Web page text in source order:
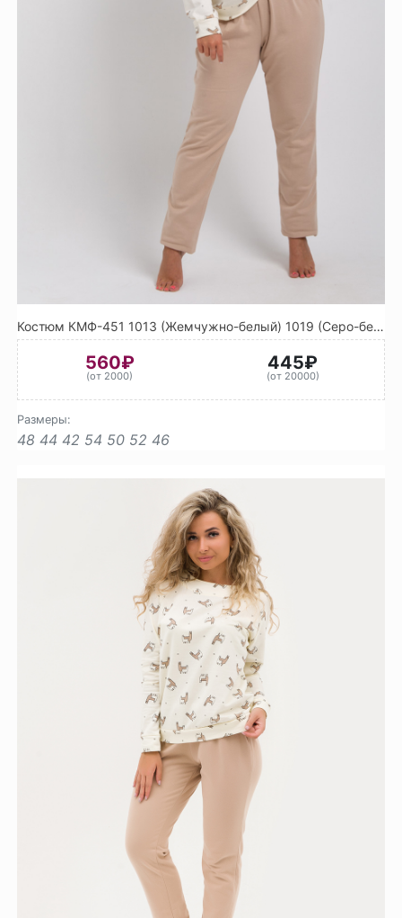
Костюм КМФ-451 1013 (Жемчужно-белый) 1019 (Серо-бежевый)
560₽
(от 2000)
445₽
(от 20000)
Размеры:
48 44 42 54 50 52 46